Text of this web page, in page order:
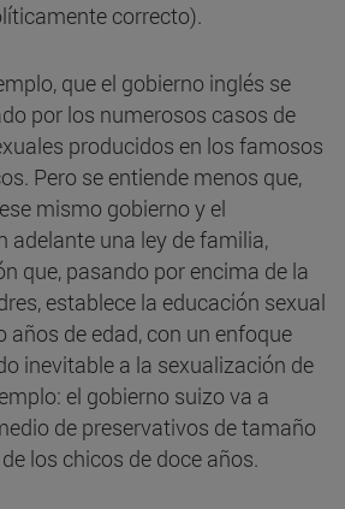
correcto).
que el gobierno inglés se
por los numerosos casos de
producidos en los famosos
Pero se entiende menos que,
mismo gobierno y el
adelante una ley de familia,
que, pasando por encima de la
establece la educación sexual
años de edad, con un enfoque
inevitable a la sexualización de
el gobierno suizo va a
de preservativos de tamaño
los chicos de doce años.